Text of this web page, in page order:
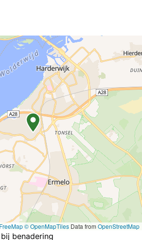
© OpenMapTiles Data fromOpenStreetMap
benadering